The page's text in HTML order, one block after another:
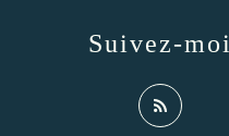
Suivez-moi